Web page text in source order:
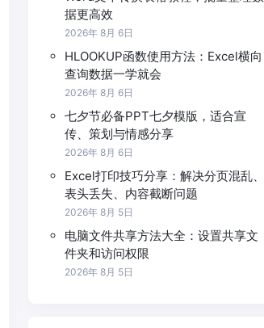
据更高效
2026年 8月 6日
HLOOKUP函数使用方法：Excel横向
查询数据一学就会
2026年 8月 6日
七夕节必备PPT七夕模版，适合宣
传、策划与情感分享
2026年 8月 6日
Excel打印技巧分享：解决分页混乱、
表头丢失、内容截断问题
2026年 8月 5日
电脑文件共享方法大全：设置共享文
件夹和访问权限
2026年 8月 5日